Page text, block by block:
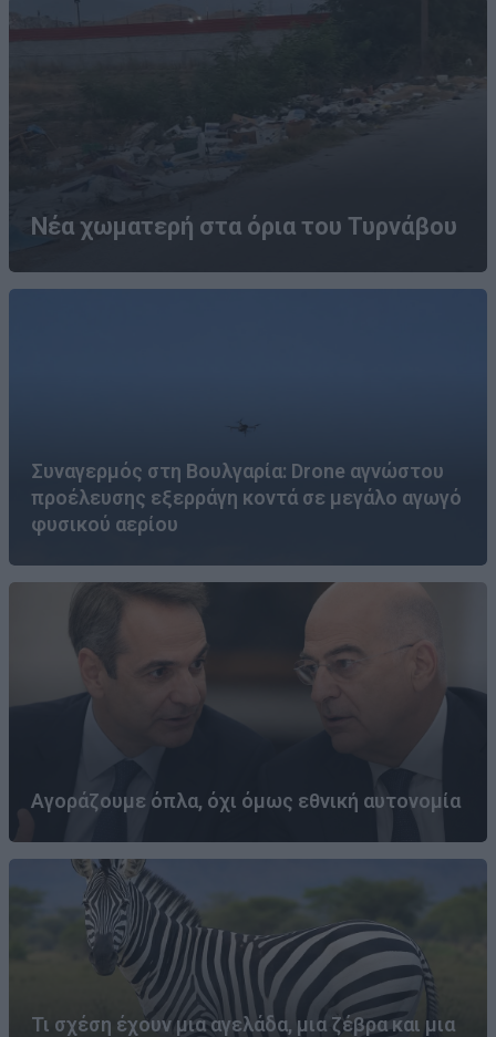
Νέα χωματερή στα όρια του Τυρνάβου
Συναγερμός στη Βουλγαρία: Drone αγνώστου
προέλευσης εξερράγη κοντά σε μεγάλο αγωγό
φυσικού αερίου
Αγοράζουμε όπλα, όχι όμως εθνική αυτονομία
Τι σχέση έχουν μια αγελάδα, μια ζέβρα και μια